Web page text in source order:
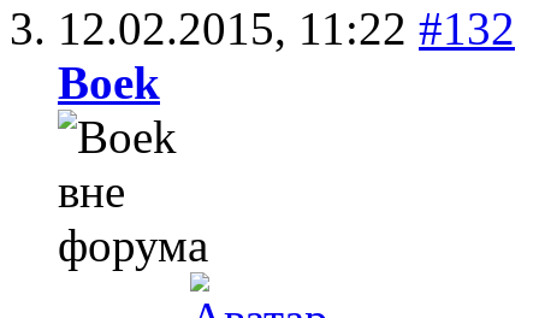
12.02.2015, 11:22 #132
Boek